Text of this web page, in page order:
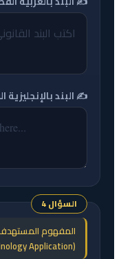
✍️ البند بالإنجليزية
السؤال 4
المفهوم
(Terminology Application)